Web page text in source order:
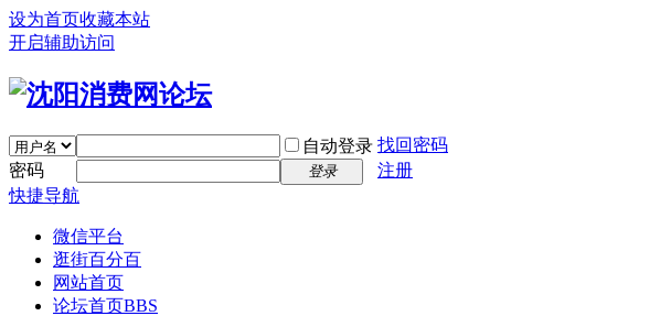
设为首页收藏本站
开启辅助访问
自动登录 找回密码
密码
登录
注册
快捷导航
微信平台
逛街百分百
网站首页
论坛首页BBS